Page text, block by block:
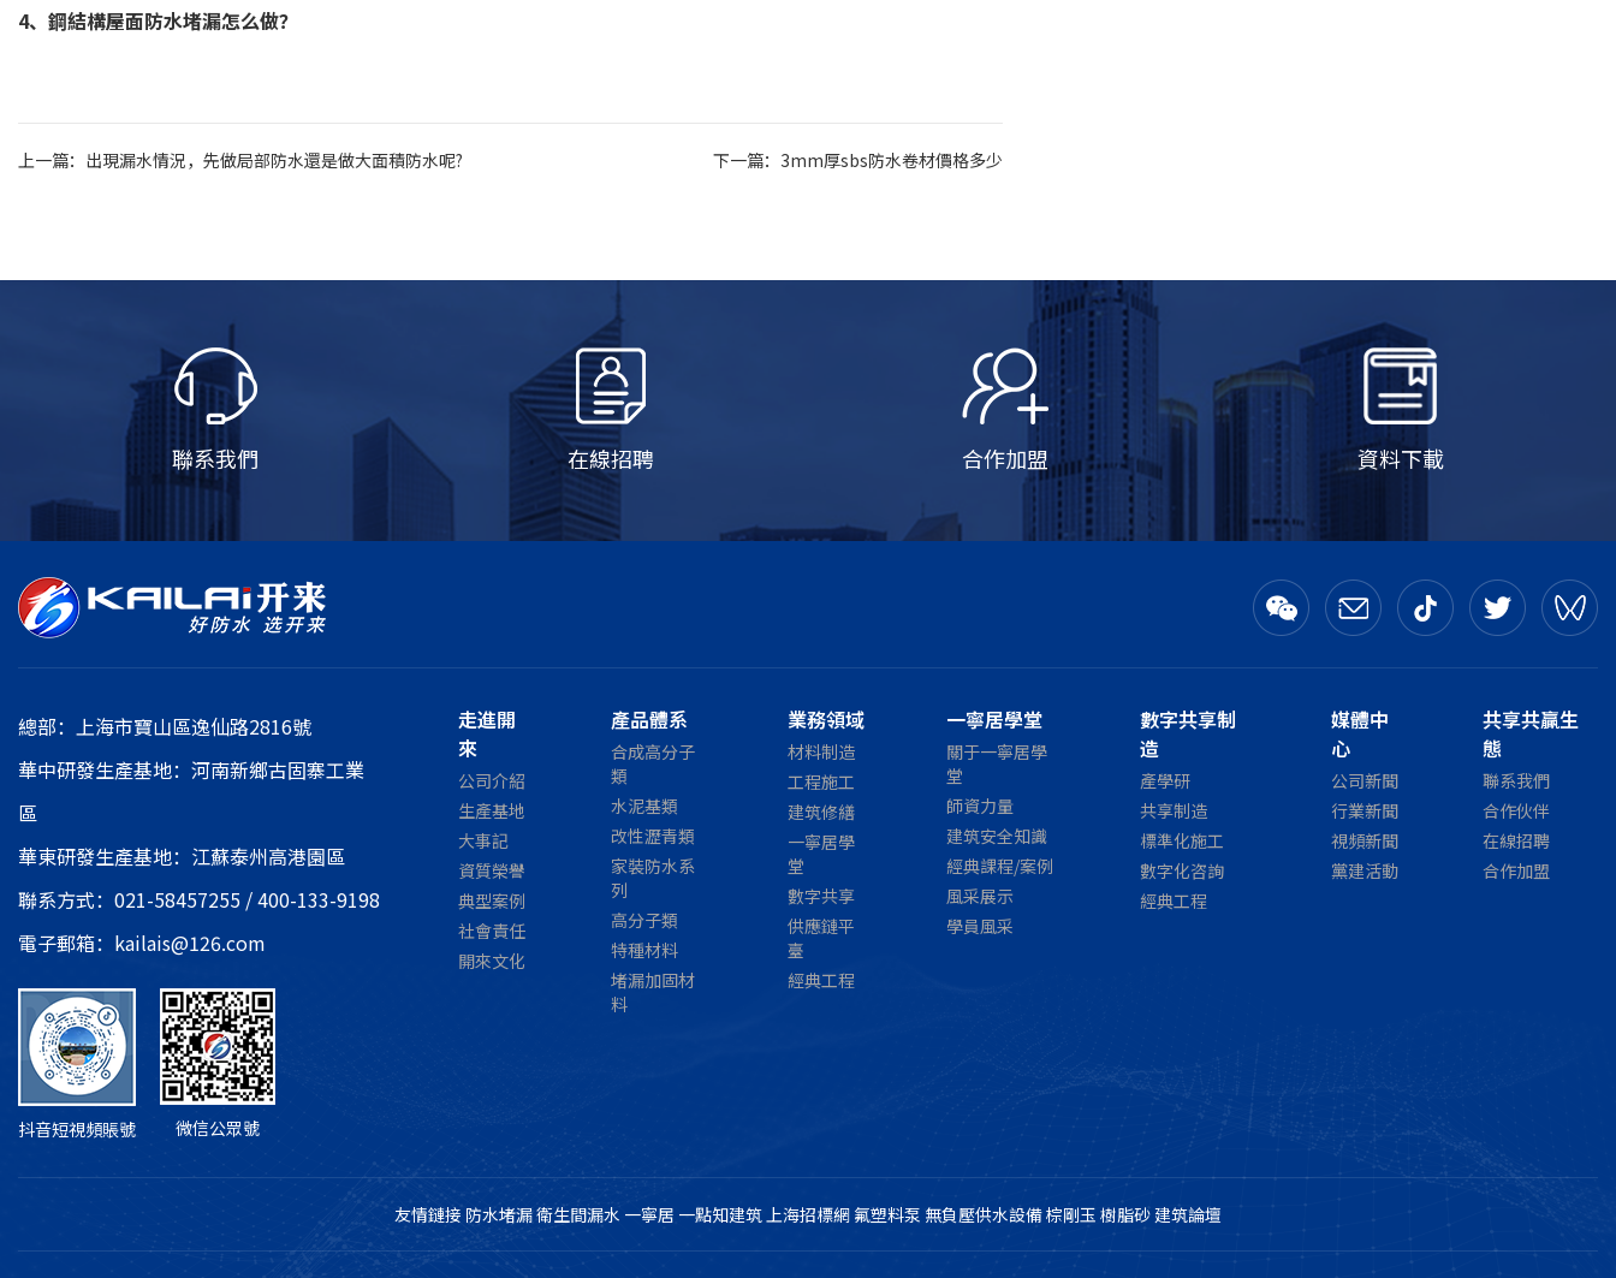
4、 鋼結構屋面防水堵漏怎么做？
上一篇： 出現漏水情況，先做局部防水還是做大面積防水呢? 下一篇： 3mm厚sbs防水卷材價格多少
聯系我們 在線招聘 合作加盟 資料下載
總部：上海市寶山區逸仙路2816號
華中研發生產基地：河南新鄉古固寨工業
區
華東研發生產基地：江蘇泰州高港園區
聯系方式：021-58457255 / 400-133-9198
電子郵箱：kailais@126.com
抖音短視頻賬號 微信公眾號
走進開
來
公司介紹
生產基地
大事記
資質榮譽
典型案例
社會責任
開來文化
產品體系
合成高分子
類
水泥基類
改性瀝青類
家裝防水系
列
高分子類
特種材料
堵漏加固材
料
業務領域
材料制造
工程施工
建筑修繕
一寧居學
堂
數字共享
供應鏈平
臺
經典工程
一寧居學堂
關于一寧居學
堂
師資力量
建筑安全知識
經典課程/案例
風采展示
學員風采
數字共享制
造
產學研
共享制造
標準化施工
數字化咨詢
經典工程
媒體中
心
公司新聞
行業新聞
視頻新聞
黨建活動
共享共贏生
態
聯系我們
合作伙伴
在線招聘
合作加盟
友情鏈接 防水堵漏衛生間漏水 一寧居 一點知建筑 上海招標網 氟塑料泵 無負壓供水設備棕剛玉 樹脂砂建筑論壇